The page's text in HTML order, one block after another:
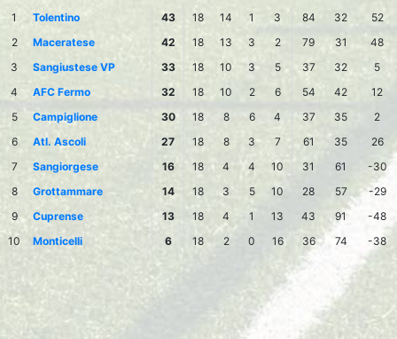
1
Tolentino 43 18 14 1 3 84 32
52
2
Maceratese 42 18 13 3 2 79 31
48
3
Sangiustese VP 33 18 10 3 5 37 32
5
4
AFC Fermo 32 18 10 2 6 54 42
12
5
Campiglione 30 18 8 6 4 37 35
2
6
Atl. Ascoli 27 18 8 3 7 61 35
26
7
Sangiorgese 16 18 4 4 10 31 61
-30
8
Grottammare 14 18 3 5 10 28 57
-29
9
Cuprense 13 18 4 1 13 43 91
-48
10
Monticelli 6 18 2 0 16 36 74 -38